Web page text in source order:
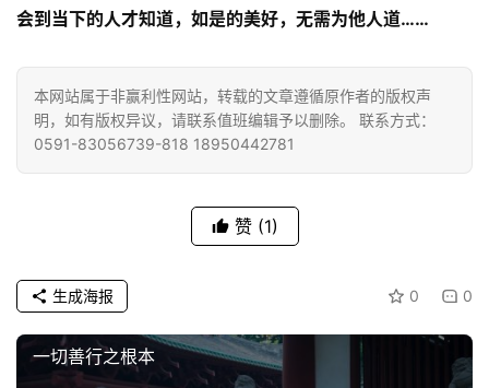
巡
视
频
教
术
会到当下的人才知道，如是的美好，无需为他人道……
本网站属于非赢利性网站，转载的文章遵循原作者的版权声
明，如有版权异议，请联系值班编辑予以删除。 联系方式：
0591-83056739-818 18950442781
赞 (1)
0 0
生成海报
一切善行之根本